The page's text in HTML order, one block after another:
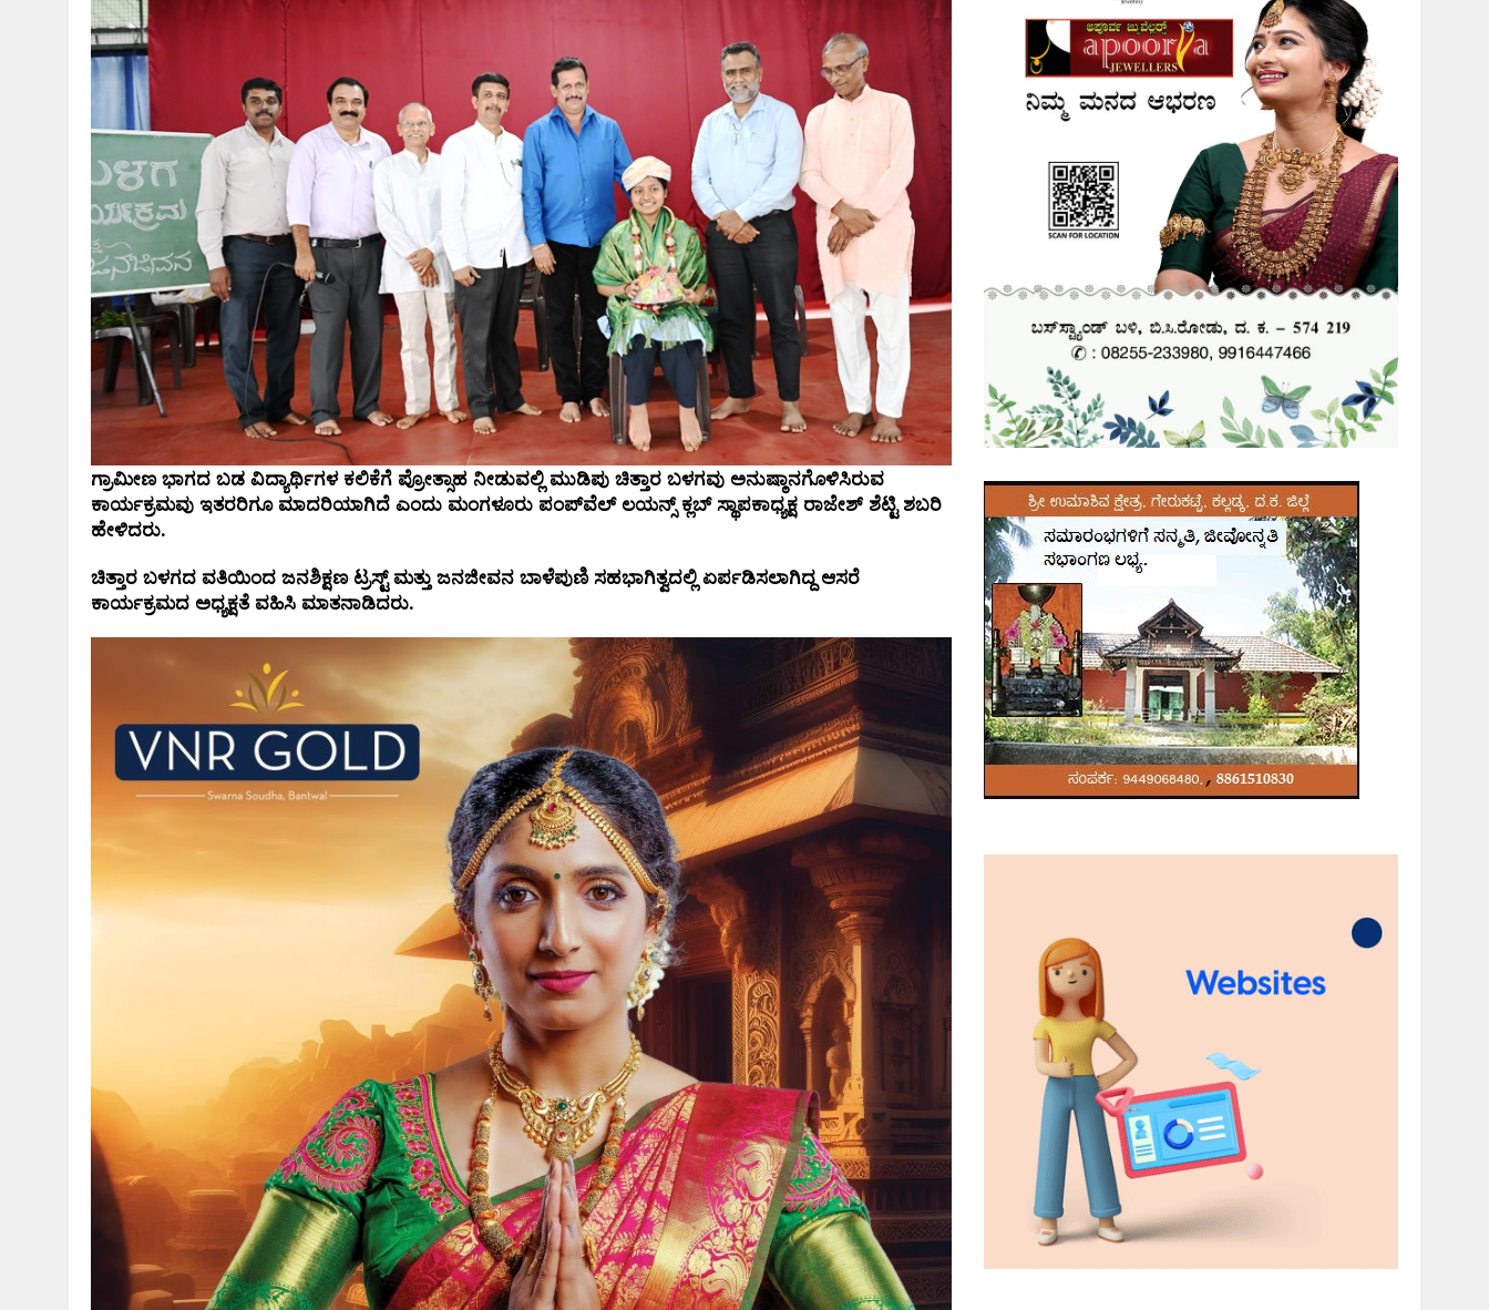
ಗ್ರಾಮೀಣಭಾಗದ ಬಡ ವಿದ್ಯಾರ್ಥಿಗಳ ಕಲಿಕೆಗೆ ಪ್ರೋತ್ಸಾಹ ನೀಡುವಲ್ಲಿ ಮುಡಿಪು ಚಿತ್ತಾರ ಬಳಗವು ಅನುಷ್ಠಾನಗೊಳಿಸಿರುವ
ಕಾರ್ಯಕ್ರಮವು ಇತರರಿಗೂ ಮಾದರಿಯಾಗಿದೆ ಎಂದು ಮಂಗಳೂರು ಪಂಪ್ವೆಲ್‌ ಲಯನ್ಸ್‌ಕ್ಲಬ್‌ಸ್ಥಾಪಕಾಧ್ಯಕ್ಷ ರಾಜೇಶ್ ಶೆಟ್ಟಿಶಬರಿ
ಹೇಳಿದರು.
ಚಿತ್ತಾರ ಬಳಗದ ವತಿಯಿಂದ ಜನಶಿಕ್ಷಣ ಟ್ರಸ್ಟ್‌ಮತ್ತು ಜನಜೀವನ ಬಾಳೆಪುಣಿಸಹಭಾಗಿತ್ವದಲ್ಲಿ ಏರ್ಪಡಿಸಲಾಗಿದ್ದಆಸರೆ
ಕಾರ್ಯಕ್ರಮದ ಅಧ್ಯಕ್ಷತೆ ವಹಿಸಿ ಮಾತನಾಡಿದರು.